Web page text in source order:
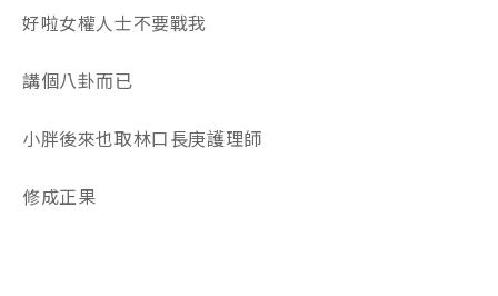
好啦女權人士不要戰我
講個八卦而已
小胖後來也取林口長庚護理師
修成正果